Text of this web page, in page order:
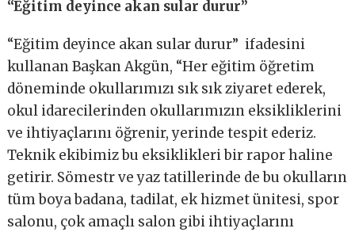
“Eğitim deyince akan sular durur”
“Eğitim deyince akan sular durur” ifadesini
kullanan Başkan Akgün, “Her eğitim öğretim
döneminde okullarımızı sık sık ziyaret ederek,
okul idarecilerinden okullarımızın eksikliklerini
ve ihtiyaçlarını öğrenir, yerinde tespit ederiz.
Teknik ekibimiz bu eksiklikleri bir rapor haline
getirir. Sömestr ve yaz tatillerinde de bu okulların
tüm boya badana, tadilat, ek hizmet ünitesi, spor
salonu, çok amaçlı salon gibi ihtiyaçlarını